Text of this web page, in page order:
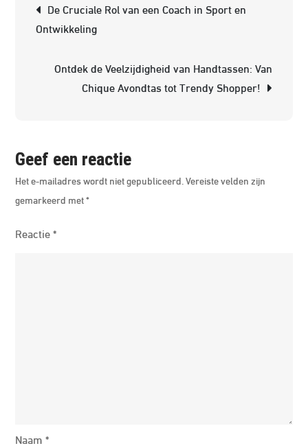
De Cruciale Rol van een Coach in Sport en
Ontwikkeling
Ontdek de Veelzijdigheid van Handtassen: Van
Chique Avondtas tot Trendy Shopper!
Geef een reactie
Het e-mailadres wordt niet gepubliceerd. Vereiste velden zijn
gemarkeerd met*
Reactie*
Naam*